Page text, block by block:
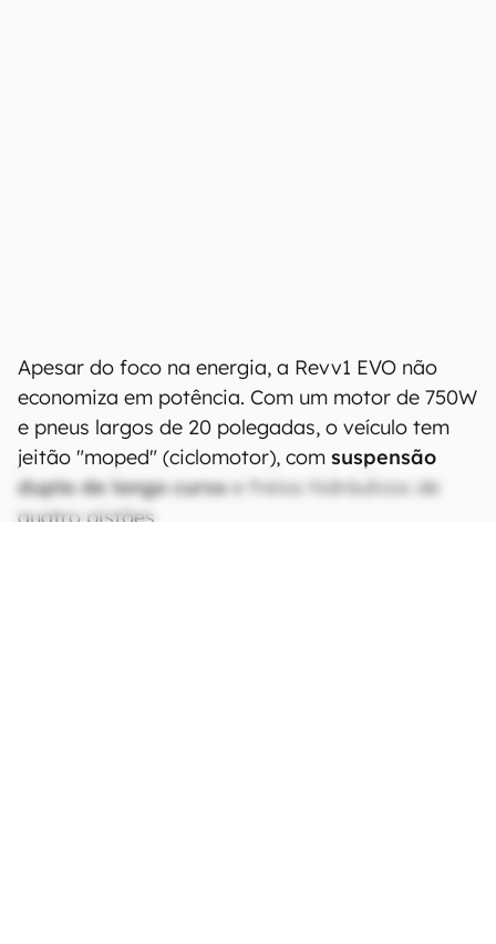
Apesar do foco na energia, a Revv1 EVO não
economiza em potência. Com um motor de 750W
e pneus largos de 20 polegadas, o veículo tem
jeitão "moped" (ciclomotor), com suspensão
dupla de longo cursoe freios hidráulicos de
quatro pistões.